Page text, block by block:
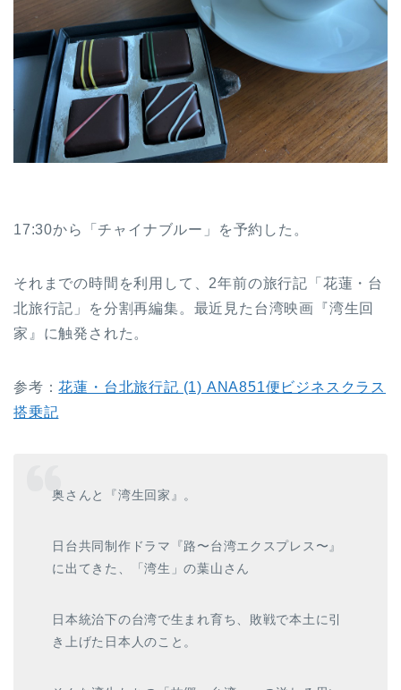
17:30から「チャイナブルー」を予約した。
それまでの時間を利用して、2年前の旅行記「花蓮・台
北旅行記」を分割再編集。最近見た台湾映画『湾生回
家』に触発された。
参考：花蓮・台北旅行記 (1) ANA851便ビジネスクラス
搭乗記
奥さんと『湾生回家』。
日台共同制作ドラマ『路〜台湾エクスプレス〜』
に出てきた、「湾生」の葉山さん
日本統治下の台湾で生まれ育ち、敗戦で本土に引
き上げた日本人のこと。